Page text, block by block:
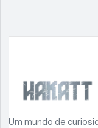
Um mundo de